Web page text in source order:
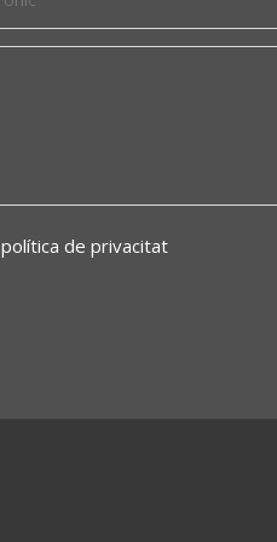
política de privacitat